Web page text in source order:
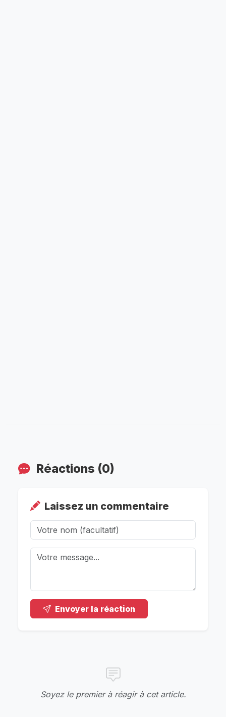
Réactions (0)
Laissez un commentaire
Envoyer la réaction
Soyez le premier à réagir à cet article.